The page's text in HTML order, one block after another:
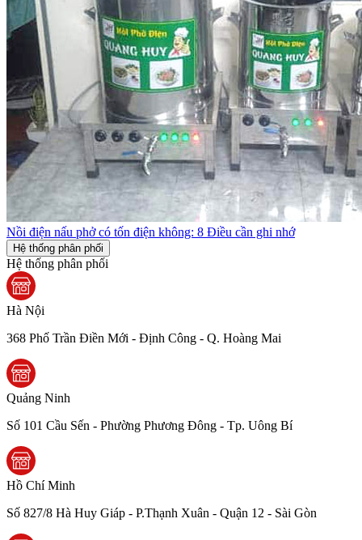
Nồi điện nấu phở có tốn điện không: 8 Điều cần ghi nhớ
Hệ thống phân phối
Hệ thống phân phối
Hà Nội
368 Phố Trần Điền Mới - Định Công - Q. Hoàng Mai
Quảng Ninh
Số 101 Cầu Sến - Phường Phương Đông - Tp. Uông Bí
Hồ Chí Minh
Số 827/8 Hà Huy Giáp - P.Thạnh Xuân - Quận 12 - Sài Gòn